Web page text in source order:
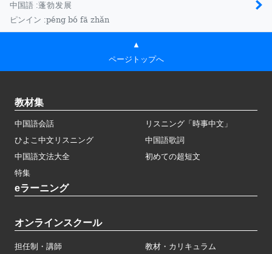
中国語 :蓬勃发展
ピンイン :péng bó fā zhǎn
▲
ページトップへ
教材集
中国語会話
リスニング「時事中文」
ひよこ中文リスニング
中国語歌詞
中国語文法大全
初めての超短文
特集
eラーニング
オンラインスクール
担任制・講師 教材・カリキュラム